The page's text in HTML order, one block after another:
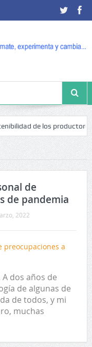
de los productores
de
de pandemia
2022
dos años de
de algunas de
de todos, y mi
muchas